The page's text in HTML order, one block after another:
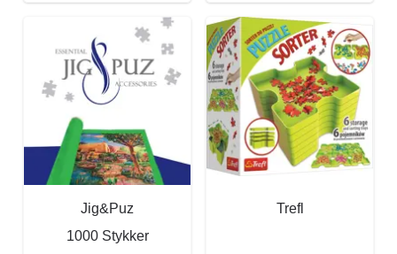
Jig&Puz
1000 Stykker
Trefl